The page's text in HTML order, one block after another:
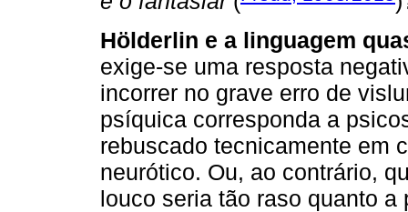
Hölderlin e a linguagem
exige-se uma resposta
incorrer no grave erro de
psíquica corresponda a
rebuscado tecnicamente em
neurótico. Ou, ao contrário,
louco seria tão raso quanto a